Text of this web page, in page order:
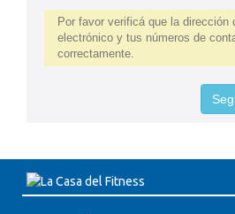
Por favor verificá que la dirección
electrónico y tus números de
correctamente.